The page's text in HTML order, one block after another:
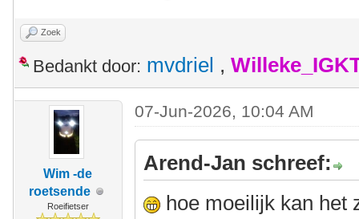
Zoek
Bedankt door: mvdriel ,
Wim -de
roetsende
Roeifietser
07-Jun-2026, 10:04 AM
Arend-Jan schreef:
hoe moeilijk kan het